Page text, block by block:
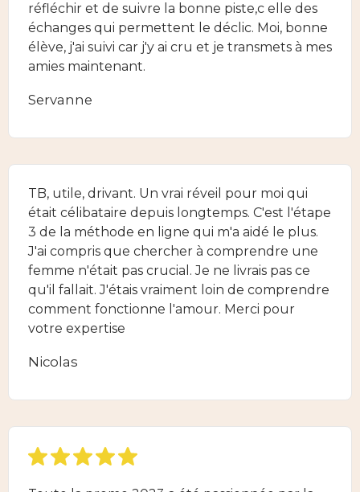
réfléchir et de suivre la bonne piste,c elle des
échanges qui permettent le déclic. Moi, bonne
élève, j'ai suivi car j'y ai cru et je transmets à mes
amies maintenant.
Servanne
TB, utile, drivant. Un vrai réveil pour moi qui
était célibataire depuis longtemps. C'est l'étape
3 de la méthode en ligne qui m'a aidé le plus.
J'ai compris que chercher à comprendre une
femme n'était pas crucial. Je ne livrais pas ce
qu'il fallait. J'étais vraiment loin de comprendre
comment fonctionne l'amour. Merci pour
votre expertise
Nicolas